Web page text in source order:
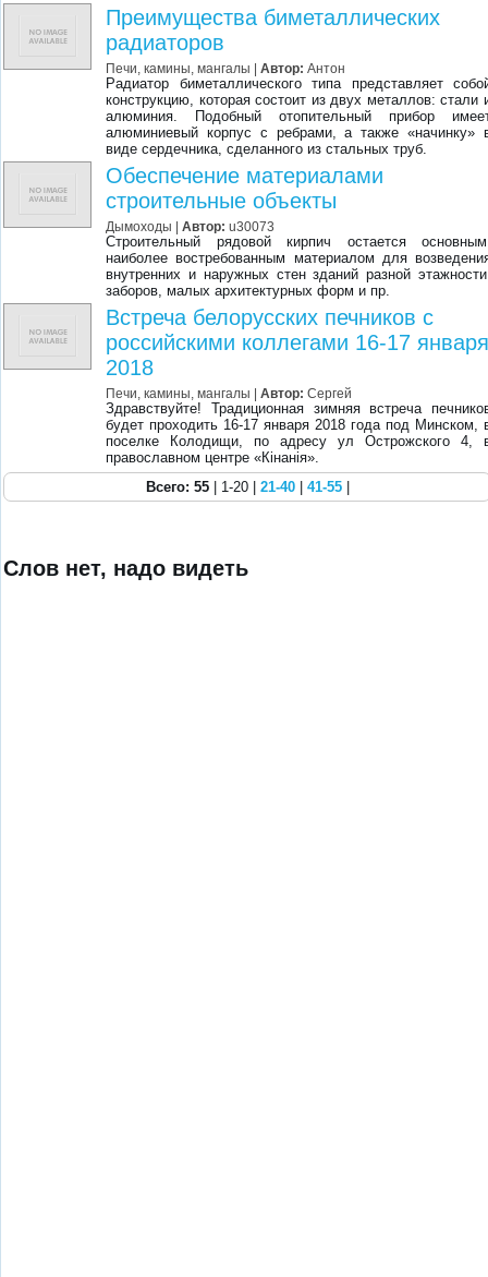
Преимущества биметаллических
радиаторов
Печи, камины, мангалы |Автор: Антон
Радиатор биметаллического типа представляет
конструкцию, которая состоит из двух металлов: стали
алюминия. Подобный отопительный прибор
алюминиевый корпус с ребрами, а также «начинку»
виде сердечника, сделанного из стальных труб.
Обеспечение материалами
строительные объекты
Дымоходы |Автор: u30073
Строительный рядовой кирпич остается
наиболее востребованным материалом для
внутренних и наружных стен зданий разной
заборов, малых архитектурных форм и пр.
Встреча белорусских печников с
российскими коллегами 16-17
2018
Печи, камины, мангалы |Автор: Сергей
Здравствуйте! Традиционная зимняя встреча
будет проходить 16-17 января 2018 года под Минском,
поселке Колодищи, по адресу ул Острожского 4,
православном центре «Кiнанiя».
Всего: 55| 1-20 | 21-40| 41-55|
Слов нет, надо видеть